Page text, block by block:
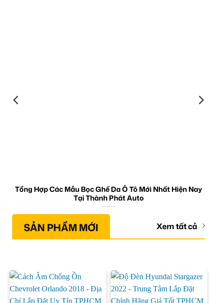
Tổng Hợp Các Mẫu Bọc Ghế Da Ô Tô Mới Nhất Hiện Nay
Tại Thành Phát Auto
SẢN PHẨM MỚI Xem tất cả